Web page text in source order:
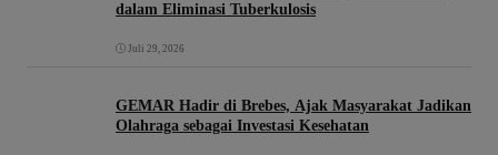
dalam Eliminasi Tuberkulosis
Juli 29, 2026
GEMAR Hadir di Brebes, Ajak Masyarakat Jadikan
Olahraga sebagai Investasi Kesehatan